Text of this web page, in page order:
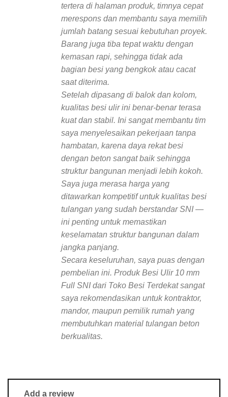
tertera di halaman produk, timnya cepat
merespons dan membantu saya memilih
jumlah batang sesuai kebutuhan proyek.
Barang juga tiba tepat waktu dengan
kemasan rapi, sehingga tidak ada
bagian besi yang bengkok atau cacat
saat diterima.
Setelah dipasang di balok dan kolom,
kualitas besi ulir ini benar-benar terasa
kuat dan stabil. Ini sangat membantu tim
saya menyelesaikan pekerjaan tanpa
hambatan, karena daya rekat besi
dengan beton sangat baik sehingga
struktur bangunan menjadi lebih kokoh.
Saya juga merasa harga yang
ditawarkan kompetitif untuk kualitas besi
tulangan yang sudah berstandar SNI —
ini penting untuk memastikan
keselamatan struktur bangunan dalam
jangka panjang.
Secara keseluruhan, saya puas dengan
pembelian ini. Produk Besi Ulir 10 mm
Full SNI dari Toko Besi Terdekat sangat
saya rekomendasikan untuk kontraktor,
mandor, maupun pemilik rumah yang
membutuhkan material tulangan beton
berkualitas.
Add a review